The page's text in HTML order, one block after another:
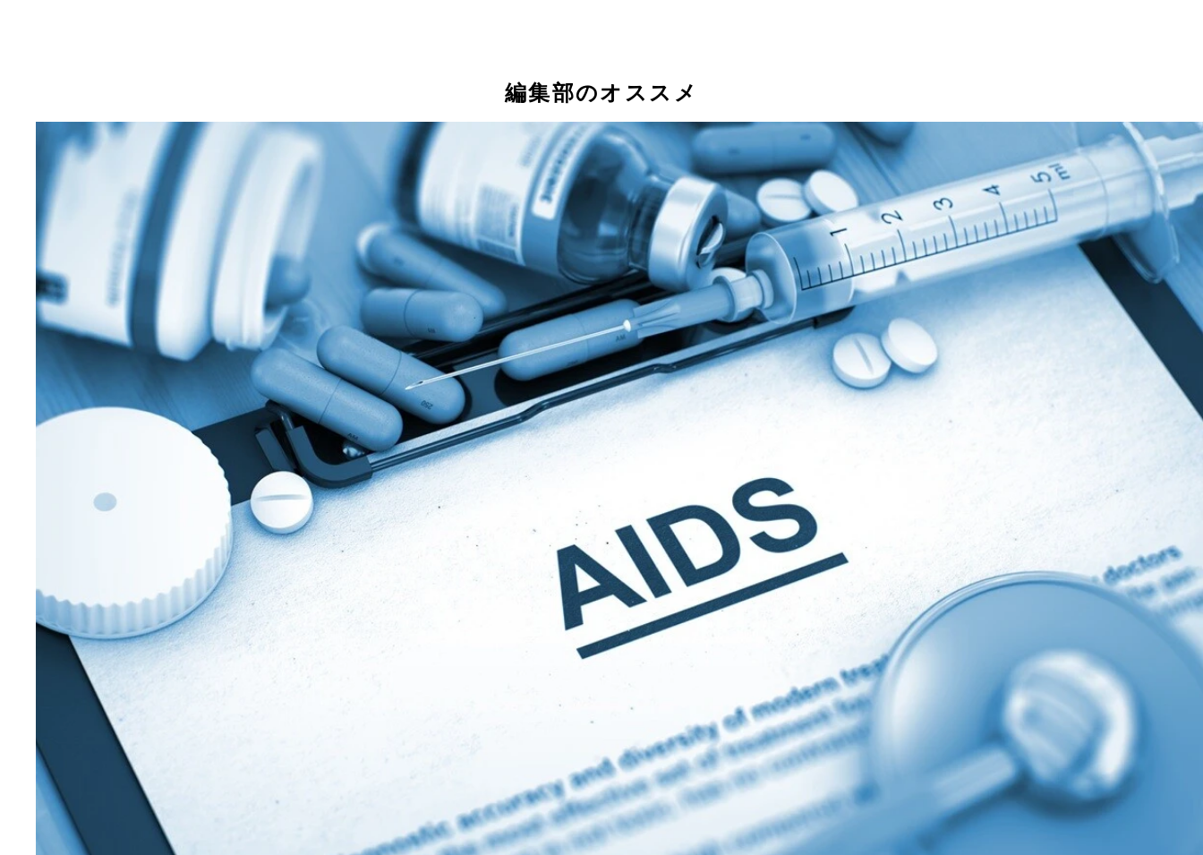
路上に散らばるすさまじい量のゴミ。パリオリンピック以降に治安が悪くなったのか、前回、2023年1月（40話）に訪れた時よりも街が散らかり、殺伐としている感じもした。
（左）マグロのグリルとソーヴィニョンブラン。めちゃうま。（右）謎のポーズをとるオリヴィエ。ちなみに、ワインの銘柄や産地などはからっきしだし、覚えるつもりもな
編集部のオススメ